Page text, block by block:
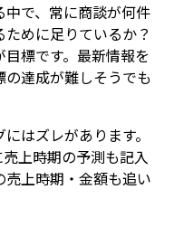
で、常に商談が何件
めに足りているか？
標です。最新情報を
達成が難しそうでも
はズレがあります。
売上時期の予測も記入
上時期・金額も追い